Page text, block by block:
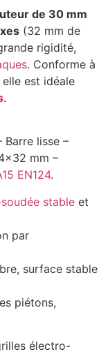
de 30 mm
(32 mm de
rigidité,
. Conforme à
elle est idéale
.
Barre lisse –
mm –
EN124.
stable et
par
surface stable
piétons,
électro-